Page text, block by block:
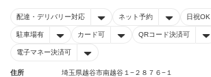
配達・デリバリー対応 ネット予約 日祝OK
駐車場有 カード可 QRコード決済可
電子マネー決済可
住所
埼玉県越谷市南越谷１−２８７６−１